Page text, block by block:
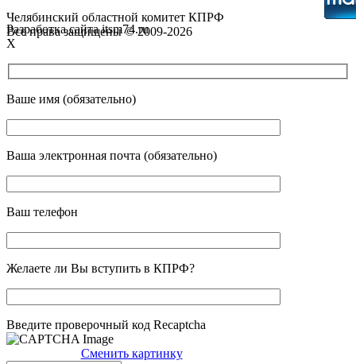
Челябинский областной комитет КПРФ
Все права защищены © 2009-2026
Разработка сайта itsm74.ru
X
Ваше имя (обязательно)
Ваша электронная почта (обязательно)
Ваш телефон
Желаете ли Вы вступить в КПРФ?
Введите проверочный код Recaptcha
Сменить картинку